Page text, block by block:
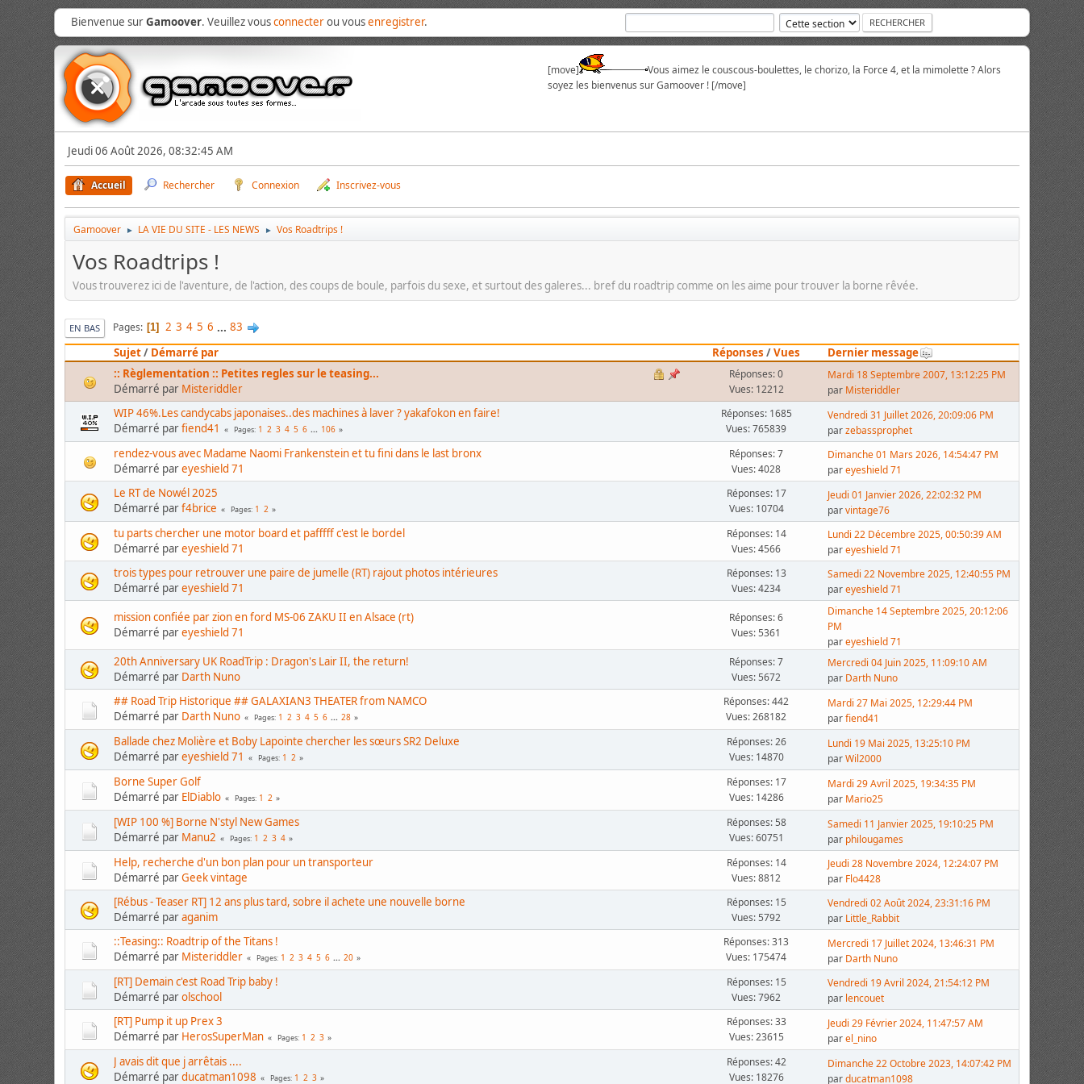
Bienvenue surGamoover. Veuillez vousconnecterou vousenregistrer.
[move]
Vous aimez le couscous-boulettes, le chorizo, la Force 4, et la mimolette ? Alors
soyez les bienvenus sur Gamoover ! [/move]
Jeudi 06 Août 2026, 08:32:45 AM
Accueil Rechercher Connexion Inscrivez-vous
Gamoover ► LA VIE DU SITE - LES NEWS ► Vos Roadtrips !
Vos Roadtrips !
Vous trouverez ici de l'aventure, de l'action, des coups de boule, parfois du sexe, et surtout des galeres... bref du roadtrip comme on les aime pour trouver la borne rêvée.
EN BAS Pages 1 2 3 4 5 6 ... 83
Sujet/ Démarré par Réponses /Vues
Dernier message
:: Règlementation :: Petites regles sur le teasing...
Démarré par Misteriddler
Réponses: 0
Vues: 12212
Mardi 18 Septembre 2007, 13:12:25 PM
par Misteriddler
WIP 46%.Les candycabs japonaises..des machines à laver ? yakafokon en faire!
Démarré parfiend41 Pages 1 2 3 4 5 6 ... 106
Réponses: 1685
Vues: 765839
Vendredi 31 Juillet 2026, 20:09:06 PM
parzebassprophet
rendez-vous avec Madame Naomi Frankenstein et tu fini dans le last bronx
Démarré pareyeshield 71
Réponses: 7
Vues: 4028
Dimanche 01 Mars 2026, 14:54:47 PM
pareyeshield 71
Le RT de Nowél 2025
Démarré parf4brice Pages 1 2
Réponses: 17
Vues: 10704
Jeudi 01 Janvier 2026, 22:02:32 PM
parvintage76
tu parts chercher une motor board et pafffff c'est le bordel
Démarré pareyeshield 71
Réponses: 14
Vues: 4566
Lundi 22 Décembre 2025, 00:50:39 AM
pareyeshield 71
trois types pour retrouver une paire de jumelle (RT) rajout photos intérieures
Démarré pareyeshield 71
Réponses: 13
Vues: 4234
Samedi 22 Novembre 2025, 12:40:55 PM
pareyeshield 71
mission confiée par zion en ford MS-06 ZAKU II en Alsace (rt)
Démarré pareyeshield 71
Réponses: 6
Vues: 5361
Dimanche 14 Septembre 2025, 20:12:06
PM
pareyeshield 71
20th Anniversary UK RoadTrip : Dragon's Lair II, the return!
Démarré par Darth Nuno
Réponses: 7
Vues: 5672
Mercredi 04 Juin 2025, 11:09:10 AM
par Darth Nuno
## Road Trip Historique ## GALAXIAN3 THEATER from NAMCO
Démarré par Darth Nuno Pages 1 2 3 4 5 6 ... 28
Réponses: 442
Vues: 268182
Mardi 27 Mai 2025, 12:29:44 PM
parfiend41
Ballade chez Molière et Boby Lapointe chercher les sœurs SR2 Deluxe
Démarré pareyeshield 71 Pages 1 2
Réponses: 26
Vues: 14870
Lundi 19 Mai 2025, 13:25:10 PM
parWil2000
Borne Super Golf
Démarré par ElDiablo Pages 1 2
Réponses: 17
Vues: 14286
Mardi 29 Avril 2025, 19:34:35 PM
par Mario25
[WIP 100 %] Borne N'styl New Games
Démarré par Manu2 Pages 1 2 3 4
Réponses: 58
Vues: 60751
Samedi 11 Janvier 2025, 19:10:25 PM
par philougames
Help, recherche d'un bon plan pour un transporteur
Démarré parGeek vintage
Réponses: 14
Vues: 8812
Jeudi 28 Novembre 2024, 12:24:07 PM
par Flo4428
[Rébus - Teaser RT] 12 ans plus tard, sobre il achete une nouvelle borne
Démarré paraganim
Réponses: 15
Vues: 5792
Vendredi 02 Août 2024, 23:31:16 PM
par Little_Rabbit
::Teasing:: Roadtrip of the Titans !
Démarré par Misteriddler Pages 1 2 3 4 5 6 ... 20
Réponses: 313
Vues: 175474
Mercredi 17 Juillet 2024, 13:46:31 PM
par Darth Nuno
[RT] Demain c'est Road Trip baby !
Démarré parolschool
Réponses: 15
Vues: 7962
Vendredi 19 Avril 2024, 21:54:12 PM
par lencouet
[RT] Pump it up Prex 3
Démarré par HerosSuperMan Pages 1 2 3
Réponses: 33
Vues: 23615
Jeudi 29 Février 2024, 11:47:57 AM
parel_nino
J avais dit que j arrêtais ....
Démarré parducatman1098 Pages 1 2 3
Réponses: 42
Vues: 18276
Dimanche 22 Octobre 2023, 14:07:42 PM
parducatman1098